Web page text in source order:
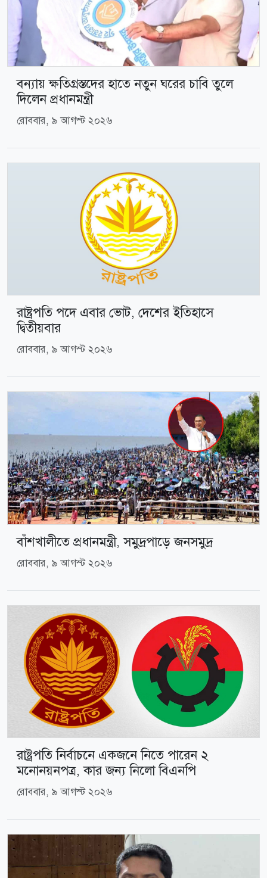
বন্যায় ক্ষতিগ্রস্তদের হাতে নতুন ঘরের চাবি তুলে
দিলেন প্রধানমন্ত্রী
রোববার, ৯ আগস্ট ২০২৬
রাষ্ট্রপতি পদে এবার ভোট, দেশের ইতিহাসে
দ্বিতীয়বার
রোববার, ৯ আগস্ট ২০২৬
বাঁশখালীতে প্রধানমন্ত্রী, সমুদ্রপাড়ে জনসমুদ্র
রোববার, ৯ আগস্ট ২০২৬
রাষ্ট্রপতি নির্বাচনে একজনে নিতে পারেন ২
মনোনয়নপত্র, কার জন্য নিলো বিএনপি
রোববার, ৯ আগস্ট ২০২৬